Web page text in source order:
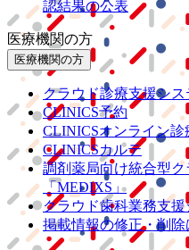
認結果の公表
医療機関の方
医療機関の方
クラウド診療支援シス
CLINICS予約
CLINICSオンライン診
CLINICSカルテ
調剤薬局向け統合型
「MEDIXS」
クラウド歯科業務支援
掲載情報の修正・削除